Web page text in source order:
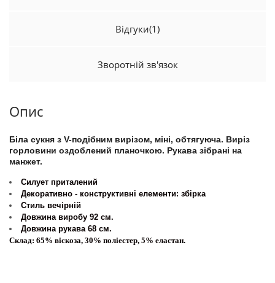
Відгуки(1)
Зворотній зв'язок
Опис
Біла сукня з V-подібним вирізом, міні, обтягуюча. Виріз
горловини оздоблений планочкою. Рукава зібрані на
манжет.
Силует приталений
Декоративно - конструктивні елементи: збірка
Стиль вечірній
Довжина виробу 92 см.
Довжина рукава 68 см.
Склад: 65% віскоза, 30% поліестер, 5% еластан.